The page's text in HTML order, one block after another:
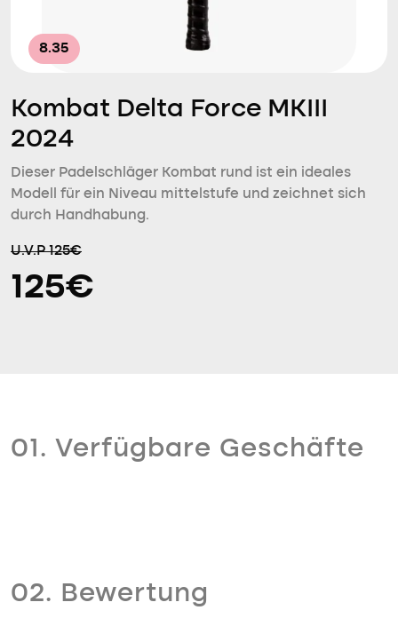
8.35
Kombat Delta Force MKIII
2024
Dieser Padelschläger Kombat rund ist ein ideales
Modell für ein Niveau mittelstufe und zeichnet sich
durch Handhabung.
U.V.P 125€
125€
01. Verfügbare Geschäfte
02. Bewertung